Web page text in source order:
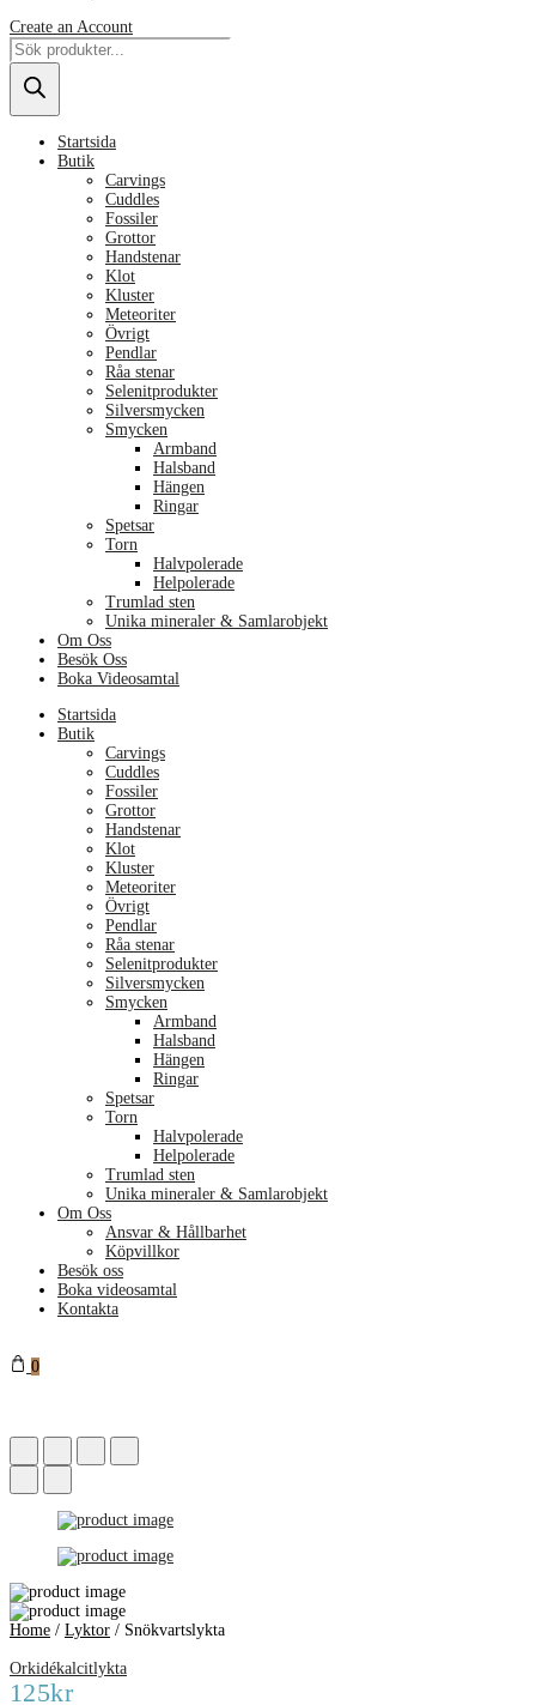
Create an Account
Products
search
Startsida
Butik
Carvings
Cuddles
Fossiler
Grottor
Handstenar
Klot
Kluster
Meteoriter
Övrigt
Pendlar
Råa stenar
Selenitprodukter
Silversmycken
Smycken
Armband
Halsband
Hängen
Ringar
Spetsar
Torn
Halvpolerade
Helpolerade
Trumlad sten
Unika mineraler & Samlarobjekt
Om Oss
Besök Oss
Boka Videosamtal
Menu
Startsida
Butik
Carvings
Cuddles
Fossiler
Grottor
Handstenar
Klot
Kluster
Meteoriter
Övrigt
Pendlar
Råa stenar
Selenitprodukter
Silversmycken
Smycken
Armband
Halsband
Hängen
Ringar
Spetsar
Torn
Halvpolerade
Helpolerade
Trumlad sten
Unika mineraler & Samlarobjekt
Om Oss
Ansvar & Hållbarhet
Köpvillkor
Besök oss
Boka videosamtal
Kontakta
0
Home / Lyktor / Snökvartslykta
Orkidékalcitlykta
125kr